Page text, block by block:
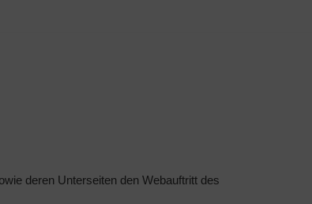
deren Unterseiten den Webauftritt des